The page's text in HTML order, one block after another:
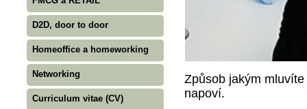
D2D, door to door
Homeoffice a homeworking
Networking
Curriculum vitae (CV)
Způsob jakým
napoví.